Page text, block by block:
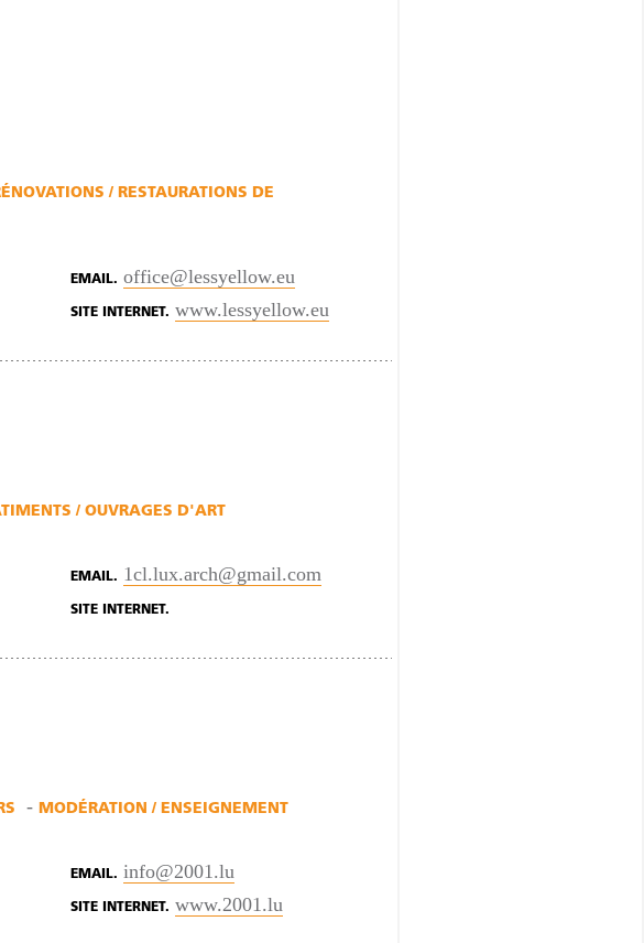
/ RESTAURATIONS DE
EMAIL. office@lessyellow.eu
SITE INTERNET. www.lessyellow.eu
/ OUVRAGES D'ART
EMAIL. 1cl.lux.arch@gmail.com
SITE INTERNET.
MODÉRATION / ENSEIGNEMENT
EMAIL. info@2001.lu
SITE INTERNET. www.2001.lu